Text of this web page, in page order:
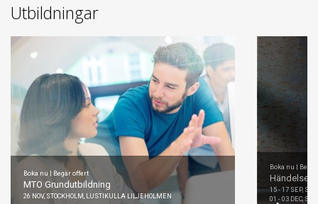
Utbildningar
Boka nu | Begär offert
MTO Grundutbildning
26 NOV, STOCKHOLM, LUSTIKULLA LILJEHOLMEN
Boka nu |
15 - 17 SEP,
01 - 03 DEC,